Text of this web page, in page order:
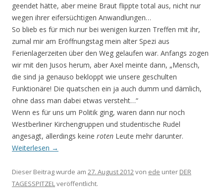
geendet hätte, aber meine Braut flippte total aus, nicht nur
wegen ihrer eifersüchtigen Anwandlungen…
So blieb es für mich nur bei wenigen kurzen Treffen mit ihr,
zumal mir am Eröffnungstag mein alter Spezi aus
Ferienlagerzeiten über den Weg gelaufen war. Anfangs zogen
wir mit den Jusos herum, aber Axel meinte dann, „Mensch,
die sind ja genauso bekloppt wie unsere geschulten
Funktionäre! Die quatschen ein ja auch dumm und dämlich,
ohne dass man dabei etwas versteht…“
Wenn es für uns um Politik ging, waren dann nur noch
Westberliner Kirchengruppen und studentische Rudel
angesagt, allerdings keine roten Leute mehr darunter.
Weiterlesen →
Dieser Beitrag wurde am 27. August 2012von ede unter DER
TAGESSPITZELveröffentlicht.